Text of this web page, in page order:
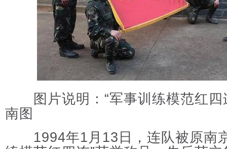
图片说明：“军事训练模范红四
南图
1994年1月13日，连队被原南